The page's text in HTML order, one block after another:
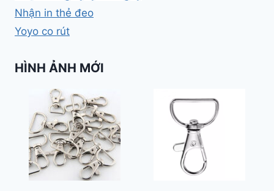
Nhận in thẻ đeo
Yoyo co rút
HÌNH ẢNH MỚI